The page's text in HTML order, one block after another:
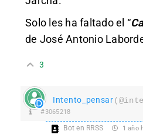
Solo les ha faltado el “
de José Antonio
3
Intento_pensar
#3065218
Bot en RRSS 1 año